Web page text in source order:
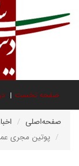
صفحه نخست
صفحه‌اصلی
پوتین مجری